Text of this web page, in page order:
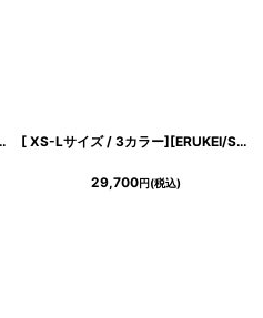
・Aライン・ノースリーブ・ミニドレス・ワンピース[送料無料] [ XS-Lサイズ / 3カラー][ERUKEI/SETTAN]シンプル・ラインストーン・ノースリーブ・Aライン・ミニドレス・ワンピース[送料無料]
29,700円(税込)